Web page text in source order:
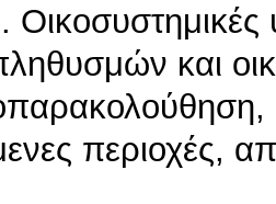
και
περιοχές,